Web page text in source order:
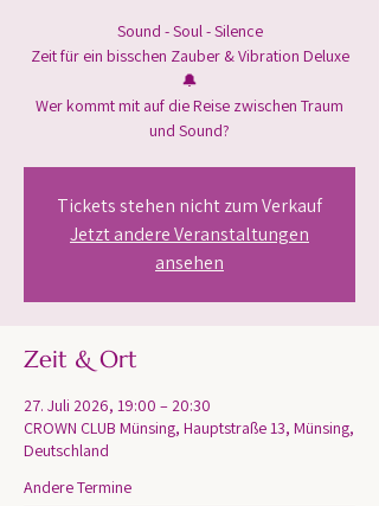
Sound - Soul - Silence
Zeit für ein bisschen Zauber & Vibration Deluxe
🔔
Wer kommt mit auf die Reise zwischen Traum
und Sound?
Tickets stehen nicht zum Verkauf
Jetzt andere Veranstaltungen
ansehen
Zeit & Ort
27. Juli 2026, 19:00 – 20:30
CROWN CLUB Münsing, Hauptstraße 13, Münsing,
Deutschland
Andere Termine